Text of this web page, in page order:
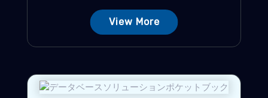
View More